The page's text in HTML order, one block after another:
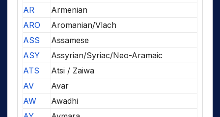
AR
Armenian
ARO
Aromanian/Vlach
ASS
Assamese
ASY
Assyrian/Syriac/Neo-Aramaic
ATS
Atsi / Zaiwa
AV
Avar
AW
Awadhi